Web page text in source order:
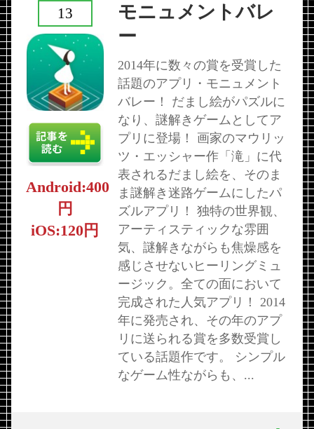
モニュメントバレ
ー
2014年に数々の賞を受賞した
話題のアプリ・モニュメント
バレー！ だまし絵がパズルに
なり、謎解きゲームとしてア
プリに登場！ 画家のマウリッ
ツ・エッシャー作「滝」に代
表されるだまし絵を、そのま
ま謎解き迷路ゲームにしたパ
ズルアプリ！ 独特の世界観、
アーティスティックな雰囲
気、謎解きながらも焦燥感を
感じさせないヒーリングミュ
ージック。全ての面において
完成された人気アプリ！ 2014
年に発売され、その年のアプ
リに送られる賞を多数受賞し
ている話題作です。 シンプル
なゲーム性ながらも、...
13
Android:400
円
iOS:120円